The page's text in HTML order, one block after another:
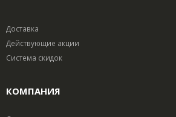
Доставка
Действующие акции
Система скидок
КОМПАНИЯ